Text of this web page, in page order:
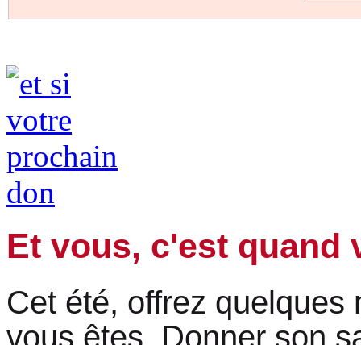
Et vous, c'est quand
Cet été, offrez
vous êtes. Donner son